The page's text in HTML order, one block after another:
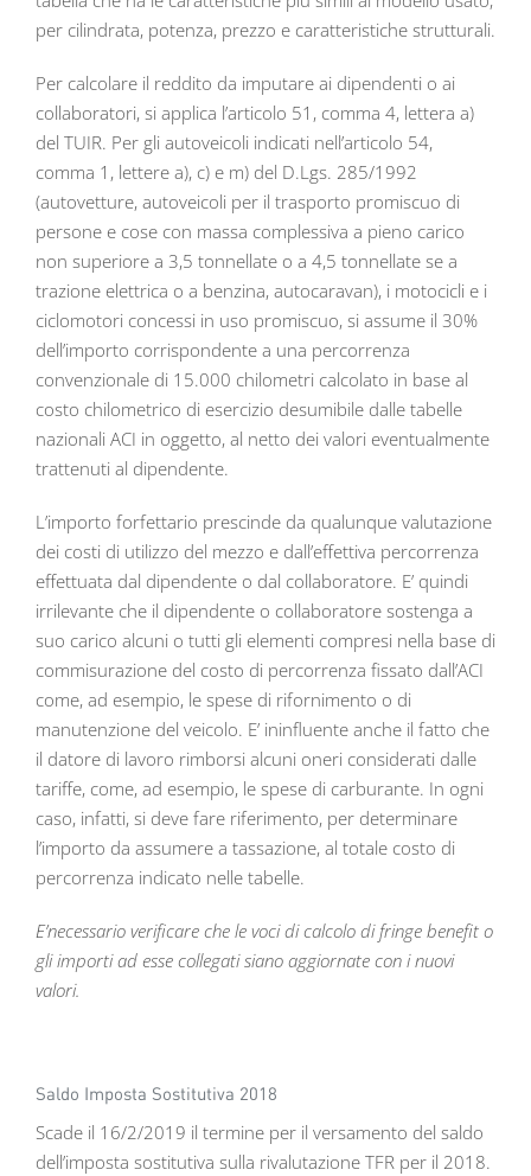
per cilindrata, potenza, prezzo e caratteristiche strutturali.
Per calcolare il reddito da imputare ai dipendenti o ai
collaboratori, si applica l’articolo 51, comma 4, lettera a)
del TUIR. Per gli autoveicoli indicati nell’articolo 54,
comma 1, lettere a), c) e m) del D.Lgs. 285/1992
(autovetture, autoveicoli per il trasporto promiscuo di
persone e cose con massa complessiva a pieno carico
non superiore a 3,5 tonnellate o a 4,5 tonnellate se a
trazione elettrica o a benzina, autocaravan), i motocicli e i
ciclomotori concessi in uso promiscuo, si assume il 30%
dell’importo corrispondente a una percorrenza
convenzionale di 15.000 chilometri calcolato in base al
costo chilometrico di esercizio desumibile dalle tabelle
nazionali ACI in oggetto, al netto dei valori eventualmente
trattenuti al dipendente.
L’importo forfettario prescinde da qualunque valutazione
dei costi di utilizzo del mezzo e dall’effettiva percorrenza
effettuata dal dipendente o dal collaboratore. E’ quindi
irrilevante che il dipendente o collaboratore sostenga a
suo carico alcuni o tutti gli elementi compresi nella base di
commisurazione del costo di percorrenza fissato dall’ACI
come, ad esempio, le spese di rifornimento o di
manutenzione del veicolo. E’ ininfluente anche il fatto che
il datore di lavoro rimborsi alcuni oneri considerati dalle
tariffe, come, ad esempio, le spese di carburante. In ogni
caso, infatti, si deve fare riferimento, per determinare
l’importo da assumere a tassazione, al totale costo di
percorrenza indicato nelle tabelle.
E’necessario verificare che le voci di calcolo di fringe benefit o
gli importi ad esse collegati siano aggiornate con i nuovi
valori.
Saldo Imposta Sostitutiva 2018
Scade il 16/2/2019 il termine per il versamento del saldo
dell’imposta sostitutiva sulla rivalutazione TFR per il 2018.